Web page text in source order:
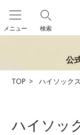
検索
メニュー
公
TOP ハイソックス
ハイソッ